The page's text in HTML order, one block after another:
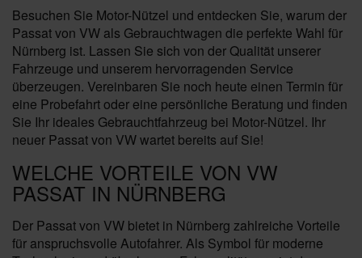
Besuchen Sie Motor-Nützel und entdecken Sie, warum der
Passat von VW als Gebrauchtwagen die perfekte Wahl für
Nürnberg ist. Lassen Sie sich von der Qualität unserer
Fahrzeuge und unserem hervorragenden Service
überzeugen. Vereinbaren Sie noch heute einen Termin für
eine Probefahrt oder eine persönliche Beratung und finden
Sie Ihr ideales Gebrauchtfahrzeug bei Motor-Nützel. Ihr
neuer Passat von VW wartet bereits auf Sie!
WELCHE VORTEILE VON VW
PASSAT IN NÜRNBERG
Der Passat von VW bietet in Nürnberg zahlreiche Vorteile
für anspruchsvolle Autofahrer. Als Symbol für moderne